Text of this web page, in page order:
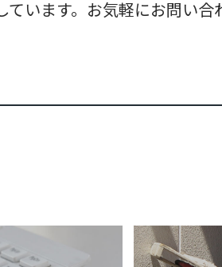
ています。お気軽にお問い合